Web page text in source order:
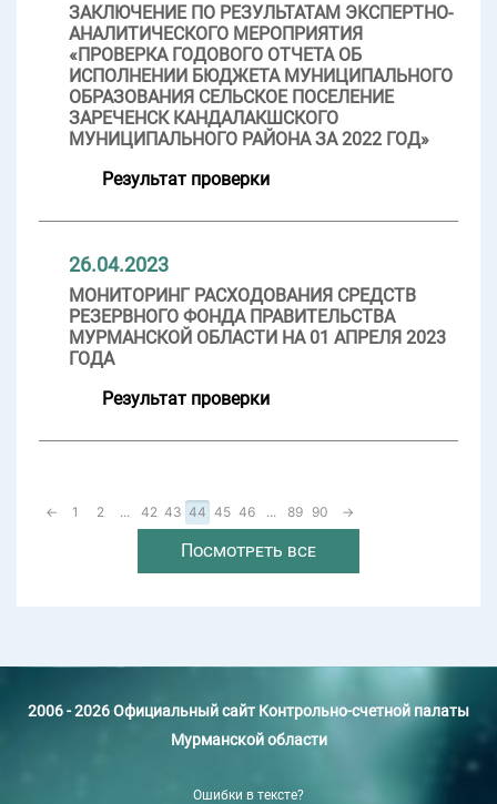
ЗАКЛЮЧЕНИЕ ПО РЕЗУЛЬТАТАМ ЭКСПЕРТНО-
АНАЛИТИЧЕСКОГО МЕРОПРИЯТИЯ
«ПРОВЕРКА ГОДОВОГО ОТЧЕТА ОБ
ИСПОЛНЕНИИ БЮДЖЕТА МУНИЦИПАЛЬНОГО
ОБРАЗОВАНИЯ СЕЛЬСКОЕ ПОСЕЛЕНИЕ
ЗАРЕЧЕНСК КАНДАЛАКШСКОГО
МУНИЦИПАЛЬНОГО РАЙОНА ЗА 2022 ГОД»
Результат проверки
26.04.2023
МОНИТОРИНГ РАСХОДОВАНИЯ СРЕДСТВ
РЕЗЕРВНОГО ФОНДА ПРАВИТЕЛЬСТВА
МУРМАНСКОЙ ОБЛАСТИ НА 01 АПРЕЛЯ 2023
ГОДА
Результат проверки
← 1 2 ... 42 43 44 45 46 ... 89 90 →
Посмотреть все
2006 - 2026 Официальный сайт Контрольно-счетной палаты
Мурманской области
Ошибки в тексте?